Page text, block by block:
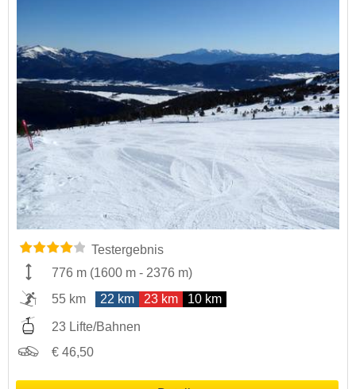
Testergebnis
776 m (1600 m - 2376 m)
55 km
22 km 23 km 10 km
23 Lifte/Bahnen
€ 46,50